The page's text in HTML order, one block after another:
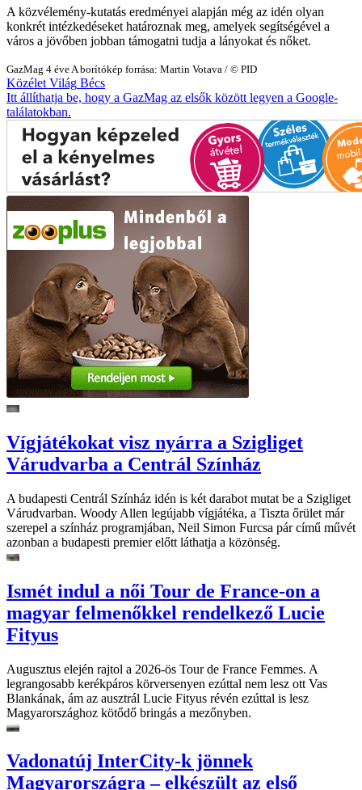
A közvélemény-kutatás eredményei alapján még az idén olyan
konkrét intézkedéseket határoznak meg, amelyek segítségével a
város a jövőben jobban támogatni tudja a lányokat és nőket.
GazMag 4 éve A borítókép forrása: Martin Votava / © PID
Közélet Világ Bécs
Itt állíthatja be, hogy a GazMag az elsők között legyen a Google-
találatokban.
Vígjátékokat visz nyárra a Szigliget
Várudvarba a Centrál Színház
A budapesti Centrál Színház idén is két darabot mutat be a Szigliget
Várudvarban. Woody Allen legújabb vígjátéka, a Tiszta őrület már
szerepel a színház programjában, Neil Simon Furcsa pár című művét
azonban a budapesti premier előtt láthatja a közönség.
Ismét indul a női Tour de France-on a
magyar felmenőkkel rendelkező Lucie
Fityus
Augusztus elején rajtol a 2026-ös Tour de France Femmes. A
legrangosabb kerékpáros körversenyen ezúttal nem lesz ott Vas
Blankának, ám az ausztrál Lucie Fityus révén ezúttal is lesz
Magyarországhoz kötődő bringás a mezőnyben.
Vadonatúj InterCity-k jönnek
Magyarországra – elkészült az első